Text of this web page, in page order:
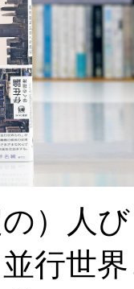
）人
行世